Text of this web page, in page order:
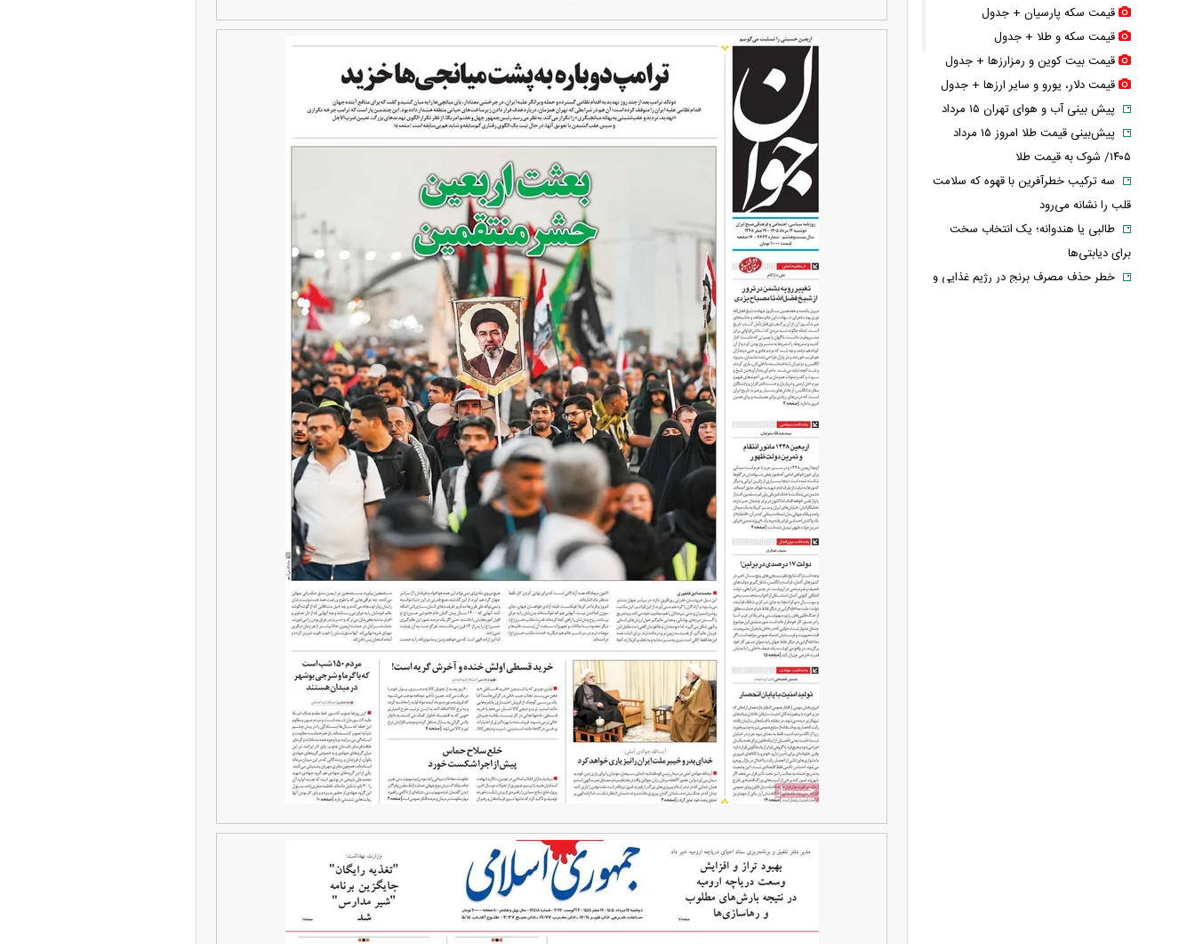
قیمت سکه پارسیان + جدول
قیمت سکه و طلا + جدول
قیمت بیت کوین و رمزارز‌ها + جدول
قیمت دلار، یورو و سایر ارز‌ها + جدول
پیش بینی آب و هوای تهران ۱۵ مرداد
پیش‌بینی قیمت طلا امروز ۱۵ مرداد
۱۴۰۵/ شوک به قیمت طلا
سه ترکیب خطرآفرین با قهوه که سلامت
قلب را نشانه می‌رود
طالبی یا هندوانه؛ یک انتخاب سخت
برای دیابتی‌ها
خطر حذف مصرف برنج در رژیم غذایی و